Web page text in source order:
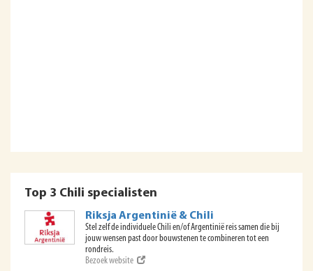
Top 3 Chili specialisten
Riksja Argentinië & Chili
Stel zelf de individuele Chili en/of Argentinië reis samen die bij
jouw wensen past door bouwstenen te combineren tot een
rondreis.
Bezoek website